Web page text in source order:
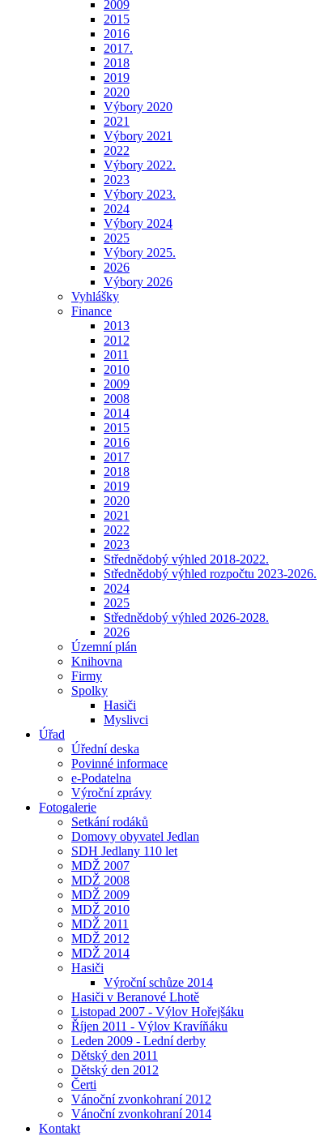
2009
2015
2016
2017.
2018
2019
2020
Výbory 2020
2021
Výbory 2021
2022
Výbory 2022.
2023
Výbory 2023.
2024
Výbory 2024
2025
Výbory 2025.
2026
Výbory 2026
Vyhlášky
Finance
2013
2012
2011
2010
2009
2008
2014
2015
2016
2017
2018
2019
2020
2021
2022
2023
Střednědobý výhled 2018-2022.
Střednědobý výhled rozpočtu 2023-2026.
2024
2025
Střednědobý výhled 2026-2028.
2026
Územní plán
Knihovna
Firmy
Spolky
Hasiči
Myslivci
Úřad
Úřední deska
Povinné informace
e-Podatelna
Výroční zprávy
Fotogalerie
Setkání rodáků
Domovy obyvatel Jedlan
SDH Jedlany 110 let
MDŽ 2007
MDŽ 2008
MDŽ 2009
MDŽ 2010
MDŽ 2011
MDŽ 2012
MDŽ 2014
Hasiči
Výroční schůze 2014
Hasiči v Beranové Lhotě
Listopad 2007 - Výlov Hořejšáku
Říjen 2011 - Výlov Kravíňáku
Leden 2009 - Lední derby
Dětský den 2011
Dětský den 2012
Čerti
Vánoční zvonkohraní 2012
Vánoční zvonkohraní 2014
Kontakt